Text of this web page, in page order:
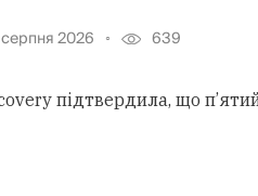
2026 639
підтвердила, що